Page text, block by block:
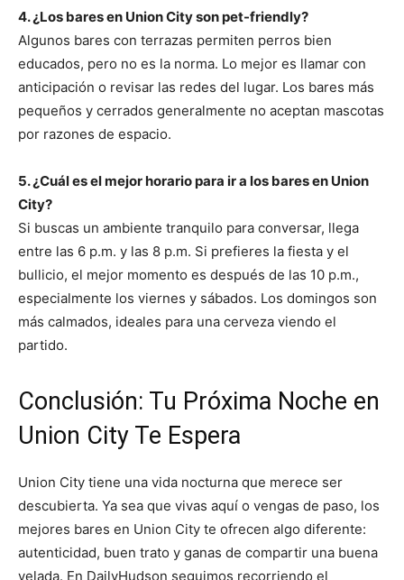
4. ¿Los bares en Union City son pet-friendly?
Algunos bares con terrazas permiten perros bien
educados, pero no es la norma. Lo mejor es llamar con
anticipación o revisar las redes del lugar. Los bares más
pequeños y cerrados generalmente no aceptan mascotas
por razones de espacio.
5. ¿Cuál es el mejor horario para ir a los bares en Union
City?
Si buscas un ambiente tranquilo para conversar, llega
entre las 6 p.m. y las 8 p.m. Si prefieres la fiesta y el
bullicio, el mejor momento es después de las 10 p.m.,
especialmente los viernes y sábados. Los domingos son
más calmados, ideales para una cerveza viendo el
partido.
Conclusión: Tu Próxima Noche en
Union City Te Espera
Union City tiene una vida nocturna que merece ser
descubierta. Ya sea que vivas aquí o vengas de paso, los
mejores bares en Union City te ofrecen algo diferente:
autenticidad, buen trato y ganas de compartir una buena
velada. En DailyHudson seguimos recorriendo el